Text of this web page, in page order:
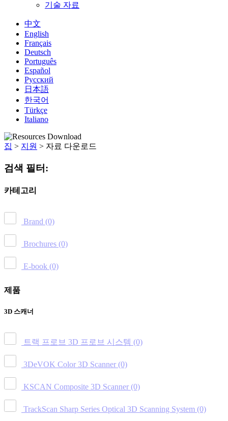
기술 자료
中文
English
Français
Deutsch
Português
Español
Русский
日本語
한국어
Türkçe
Italiano
집 > 지원 > 자료 다운로드
검색 필터:
카테고리
Brand (0)
Brochures (0)
E-book (0)
제품
3D 스캐너
트랙 프로브 3D 프로브 시스템 (0)
3DeVOK Color 3D Scanner (0)
KSCAN Composite 3D Scanner (0)
TrackScan Sharp Series Optical 3D Scanning System (0)